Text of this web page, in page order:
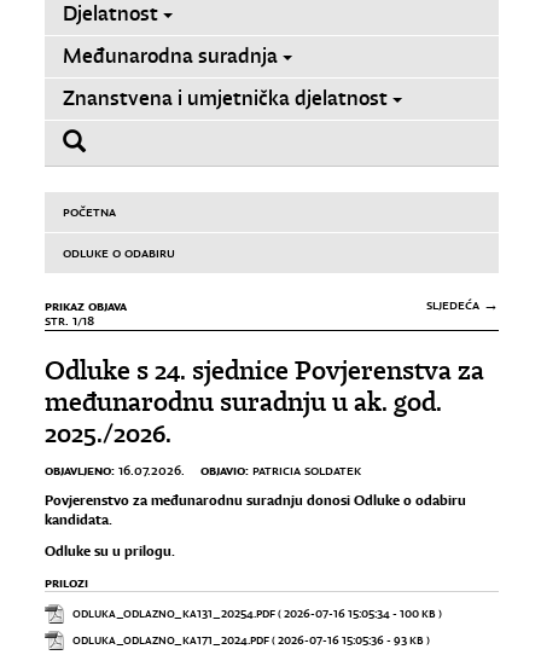
Djelatnost
Međunarodna suradnja
Znanstvena i umjetnička djelatnost
POČETNA
ODLUKE O ODABIRU
PRIKAZ OBJAVA
STR. 1/18
SLJEDEĆA →
Odluke s 24. sjednice Povjerenstva za
međunarodnu suradnju u ak. god.
2025./2026.
OBJAVLJENO: 16.07.2026. OBJAVIO: PATRICIA SOLDATEK
Povjerenstvo za međunarodnu suradnju donosi Odluke o odabiru
kandidata.
Odluke su u prilogu.
PRILOZI
ODLUKA_ODLAZNO_KA131_20254.PDF( 2026-07-16 15:05:34 - 100 KB )
ODLUKA_ODLAZNO_KA171_2024.PDF( 2026-07-16 15:05:36 - 93 KB )